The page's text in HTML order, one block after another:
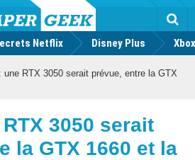
Netflix Disney Plus
une RTX 3050 serait prévue, entre la GTX
3050 serait
la GTX 1660 et la
FacebookTwitter Youtube